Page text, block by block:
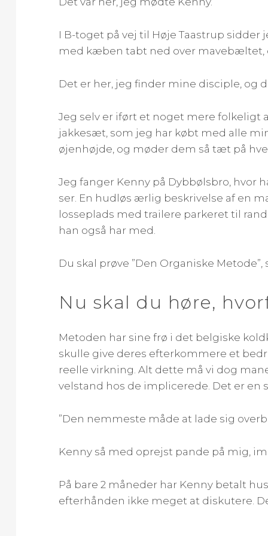
I B-toget på vej til Høje Taastrup
med kæben tabt ned over mavebæltet,
Det er her, jeg finder mine disciple, og
Jeg selv er iført et noget mere
jakkesæt, som jeg har købt med alle
øjenhøjde, og møder dem så tæt på
Jeg fanger Kenny på Dybbølsbro, hvor
ser. En hudløs ærlig beskrivelse af en
losseplads med trailere parkeret til
han også har med.
Du skal prøve ”Den Organiske
Nu skal du høre,
Metoden har sine frø i det belgiske
skulle give deres efterkommere et
reelle virkning. Alt dette må vi dog
velstand hos de implicerede. Det er en
”Den nemmeste måde at lade sig
Kenny så med oprejst pande på mig,
På bare 2 måneder har Kenny betalt
efterhånden ikke meget at diskutere.